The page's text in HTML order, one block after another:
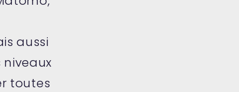
aussi
toutes